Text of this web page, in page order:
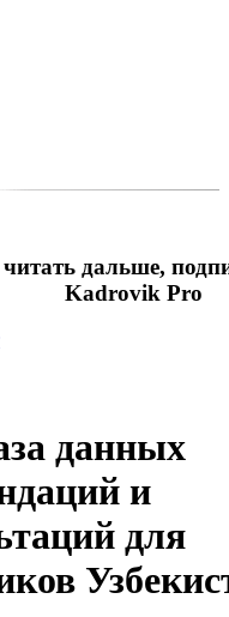
дальше,
Kadrovik Pro
данных
и
для